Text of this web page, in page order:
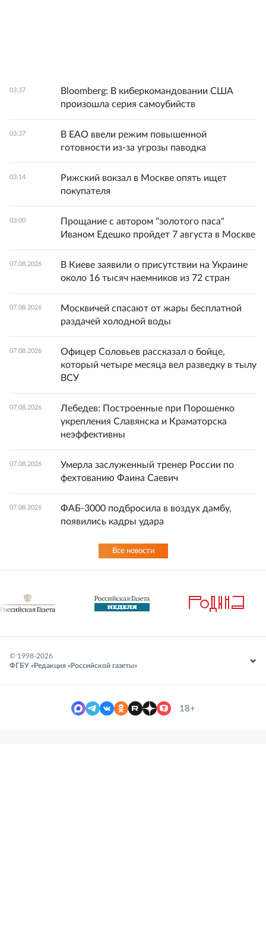
03:37
Bloomberg: В киберкомандовании США
произошла серия самоубийств
03:37
В ЕАО ввели режим повышенной
готовности из-за угрозы паводка
03:14
Рижский вокзал в Москве опять ищет
покупателя
03:00
Прощание с автором "золотого паса"
Иваном Едешко пройдет 7 августа в Москве
07.08.2026
В Киеве заявили о присутствии на Украине
около 16 тысяч наемников из 72 стран
07.08.2026
Москвичей спасают от жары бесплатной
раздачей холодной воды
07.08.2026
Офицер Соловьев рассказал о бойце,
который четыре месяца вел разведку в тылу
ВСУ
07.08.2026
Лебедев: Построенные при Порошенко
укрепления Славянска и Краматорска
неэффективны
07.08.2026
Умерла заслуженный тренер России по
фехтованию Фаина Саевич
07.08.2026
ФАБ-3000 подбросила в воздух дамбу,
появились кадры удара
Все новости
© 1998-2026
ФГБУ «Редакция «Российской газеты»
18+